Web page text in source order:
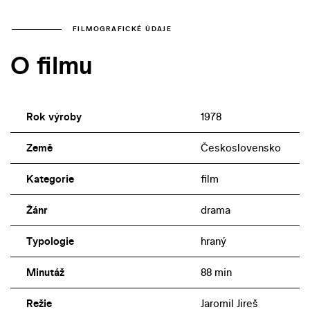
kouzlu. Důležitou roli v tomto filmu hraje i symbolický
velkém, životním činu. Jaromil Jireš se svým týmem
Cupáka a Ivana Vyskočila.
FILMOGRAFICKÉ ÚDAJE
O filmu
Rok výroby 1978
Země Československo
Kategorie film
Žánr drama
Typologie hraný
Minutáž 88 min
Režie Jaromil Jireš